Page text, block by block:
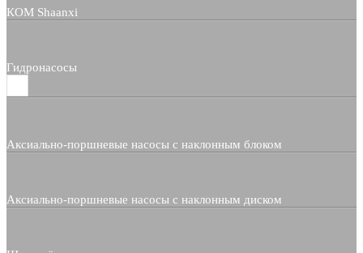
КОМ Shaanxi
Гидронасосы
Аксиально-поршневые насосы с наклонным блоком
Аксиально-поршневые насосы с наклонным диском